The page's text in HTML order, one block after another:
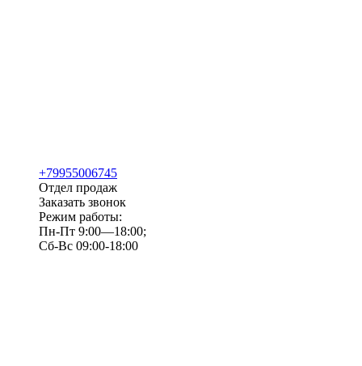
+79955006745
Отдел продаж
Заказать звонок
Режим работы:
Пн-Пт 9:00—18:00;
Сб-Вс 09:00-18:00